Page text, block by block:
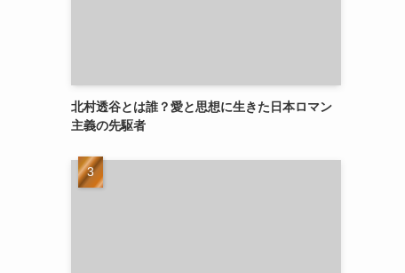
北村透谷とは誰？愛と思想に生きた日本ロマン
主義の先駆者